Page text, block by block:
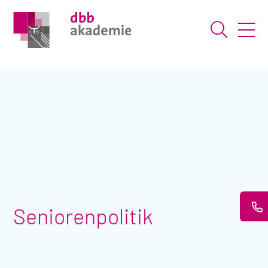
Suche
Seniorenpolitik